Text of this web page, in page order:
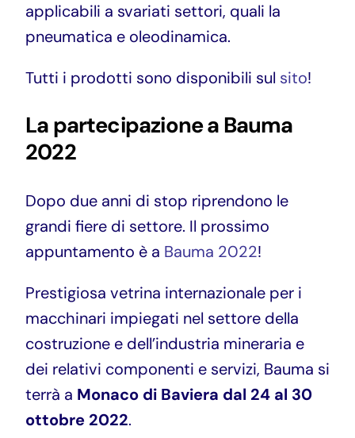
applicabili a svariati settori, quali la
pneumatica e oleodinamica.
Tutti i prodotti sono disponibili sul sito!
La partecipazione a Bauma
2022
Dopo due anni di stop riprendono le
grandi fiere di settore. Il prossimo
appuntamento è a Bauma 2022!
Prestigiosa vetrina internazionale per i
macchinari impiegati nel settore della
costruzione e dell’industria mineraria e
dei relativi componenti e servizi, Bauma si
terrà a Monaco di Baviera dal 24 al 30
ottobre 2022.